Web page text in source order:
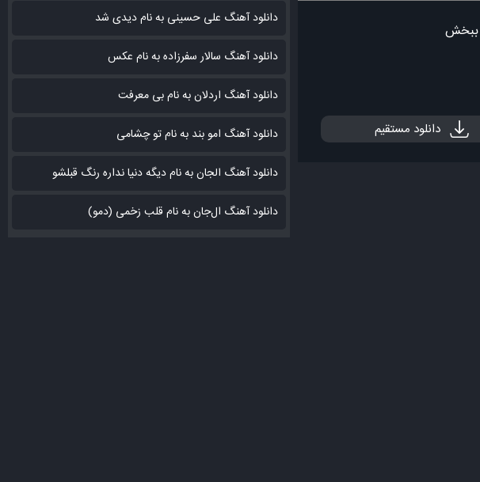
ببخش
دانلود مستقیم
دانلود آهنگ علی حسینی به نام دیدی شد
دانلود آهنگ سالار سفرزاده به نام عکس
دانلود آهنگ اردلان به نام بی معرفت
دانلود آهنگ امو بند به نام تو چشامی
دانلود آهنگ الجان به نام دیگه دنیا نداره رنگ قبلشو
دانلود آهنگ ال‌جان به نام قلب زخمی (دمو)